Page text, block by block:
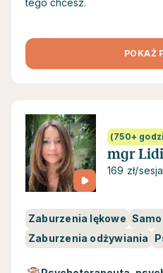
tego chcesz.
POKAŻ
(750+
mgr
169 zł/sesja
Zaburzenia lękowe
Zaburzenia odżywiania